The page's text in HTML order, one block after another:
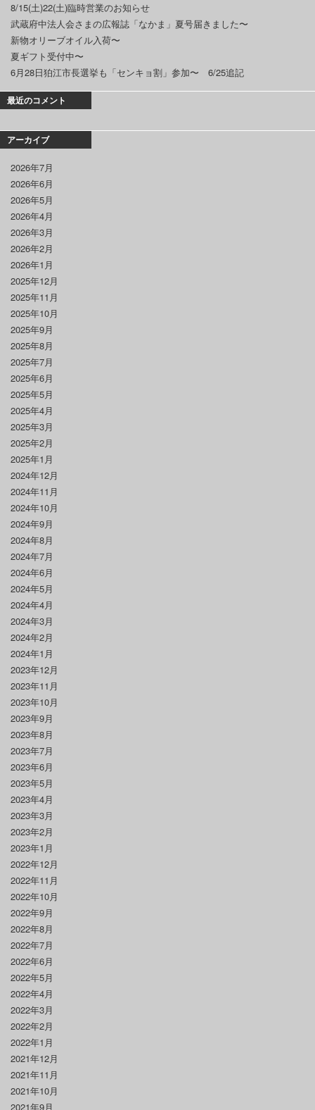
8/15(土)22(土)臨時営業のお知らせ
武蔵府中法人会さまの広報誌「なかま」夏号届きました〜
新物オリーブオイル入荷〜
夏ギフト受付中〜
6月28日狛江市長選挙も「センキョ割」参加〜 6/25追記
最近のコメント
アーカイブ
2026年7月
2026年6月
2026年5月
2026年4月
2026年3月
2026年2月
2026年1月
2025年12月
2025年11月
2025年10月
2025年9月
2025年8月
2025年7月
2025年6月
2025年5月
2025年4月
2025年3月
2025年2月
2025年1月
2024年12月
2024年11月
2024年10月
2024年9月
2024年8月
2024年7月
2024年6月
2024年5月
2024年4月
2024年3月
2024年2月
2024年1月
2023年12月
2023年11月
2023年10月
2023年9月
2023年8月
2023年7月
2023年6月
2023年5月
2023年4月
2023年3月
2023年2月
2023年1月
2022年12月
2022年11月
2022年10月
2022年9月
2022年8月
2022年7月
2022年6月
2022年5月
2022年4月
2022年3月
2022年2月
2022年1月
2021年12月
2021年11月
2021年10月
2021年9月